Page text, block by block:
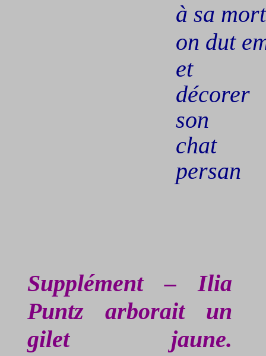
à sa
on dut
et
décorer
son
chat
persan
Supplément – Ilia
Puntzarborait un
gilet jaune.